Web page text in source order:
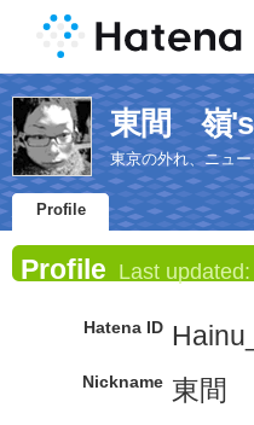
東間 嶺's
東京の外れ、ニュ
Profile
Profile Last updated:
Hatena ID
Nickname 東間